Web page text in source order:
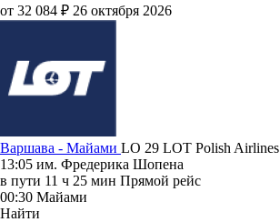
от 32 084 ₽ 26 октября 2026
Варшава - Майами LO 29 LOT Polish Airlines
13:05 им. Фредерика Шопена
в пути 11 ч 25 мин Прямой рейс
00:30 Майами
Найти